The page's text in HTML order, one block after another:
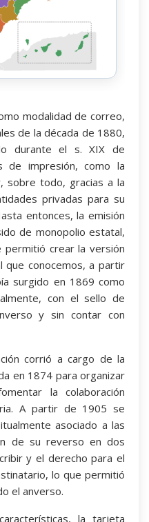
modalidad de correo,
de la década de 1880,
durante el s. XIX de
de impresión, como la
sobre todo, gracias a la
privadas para su
entonces, la emisión
de monopolio estatal,
permitió crear la versión
conocemos, a partir
surgido en 1869 como
con el sello de
y sin contar con
corrió a cargo de la
en 1874 para organizar
la colaboración
A partir de 1905 se
asociado a las
de su reverso en dos
y el derecho para el
lo que permitió
el anverso.
la tarjeta